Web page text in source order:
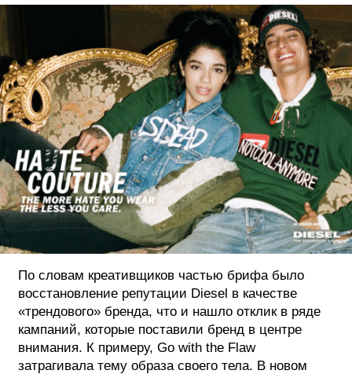
По словам креативщиков частью брифа было
восстановление репутации Diesel в качестве
«трендового» бренда, что и нашло отклик в ряде
кампаний, которые поставили бренд в центре
внимания. К примеру, Go with the Flaw
затрагивала тему образа своего тела. В новом
ФОТОГРАФИЯ
ТИПОГРАФИКА
ИСТОРИИ БРЕНДОВ
О ПРОЕКТЕ
РЕКЛАМА
КОНТАКТЫ